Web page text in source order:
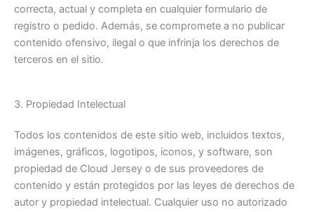
correcta, actual y completa en cualquier formulario de
registro o pedido. Además, se compromete a no publicar
contenido ofensivo, ilegal o que infrinja los derechos de
terceros en el sitio.
3. Propiedad Intelectual
Todos los contenidos de este sitio web, incluidos textos,
imágenes, gráficos, logotipos, iconos, y software, son
propiedad de Cloud Jersey o de sus proveedores de
contenido y están protegidos por las leyes de derechos de
autor y propiedad intelectual. Cualquier uso no autorizado